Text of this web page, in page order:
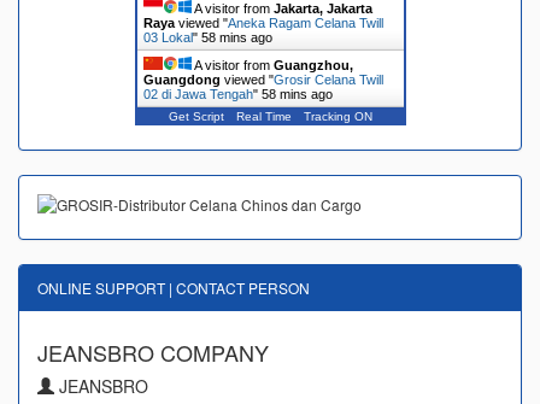
A visitor from Jakarta, Jakarta
Rayaviewed "Aneka Ragam Celana Twill
03 Lokal" 58 mins ago
A visitor from Guangzhou,
Guangdong viewed "Grosir Celana Twill
02 di Jawa Tengah" 58 mins ago
Get Script Real Time Tracking ON
ONLINE SUPPORT | CONTACT PERSON
JEANSBRO COMPANY
JEANSBRO